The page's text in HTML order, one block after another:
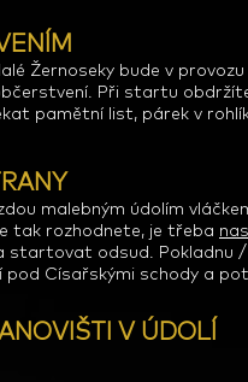
Žernoseky bude v
Při startu
pamětní list, párek v
malebným údolím
tak rozhodnete, je třeba
startovat odsud. Pokladnu
pod Císařskými schody a
V ÚDOLÍ